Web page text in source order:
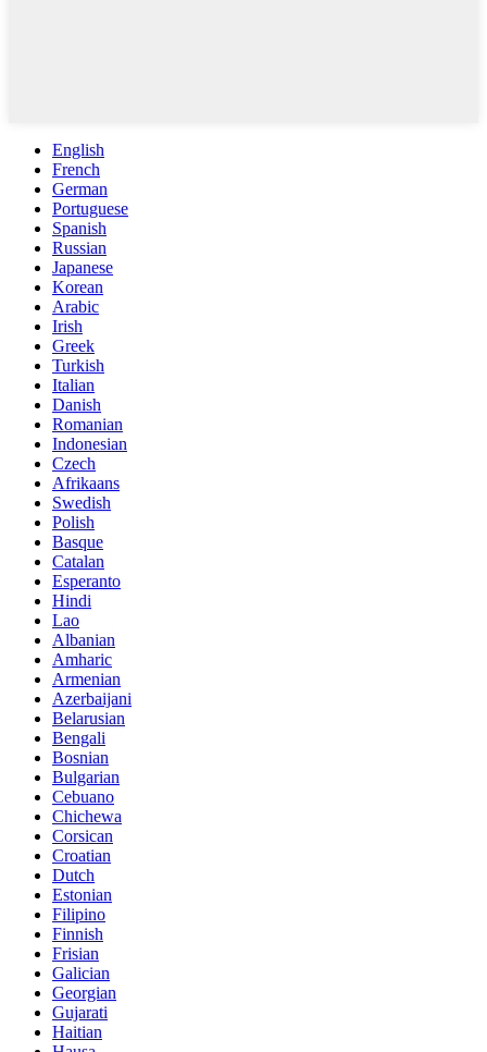
English
French
German
Portuguese
Spanish
Russian
Japanese
Korean
Arabic
Irish
Greek
Turkish
Italian
Danish
Romanian
Indonesian
Czech
Afrikaans
Swedish
Polish
Basque
Catalan
Esperanto
Hindi
Lao
Albanian
Amharic
Armenian
Azerbaijani
Belarusian
Bengali
Bosnian
Bulgarian
Cebuano
Chichewa
Corsican
Croatian
Dutch
Estonian
Filipino
Finnish
Frisian
Galician
Georgian
Gujarati
Haitian